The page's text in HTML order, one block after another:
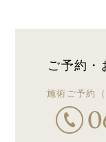
ご予約・
施術ご予約